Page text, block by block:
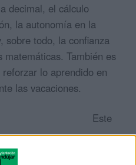
decimal, el cálculo
la autonomía en la
sobre todo, la confianza
matemáticas. También es
lo aprendido en
las vacaciones.
Este